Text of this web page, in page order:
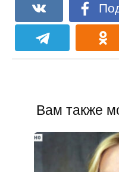
Вам также